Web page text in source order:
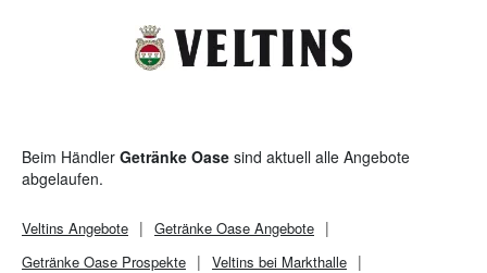
Beim Händler Getränke Oase sind aktuell alle Angebote
abgelaufen.
Veltins Angebote Getränke Oase Angebote
Getränke Oase Prospekte
Veltins bei Markthalle